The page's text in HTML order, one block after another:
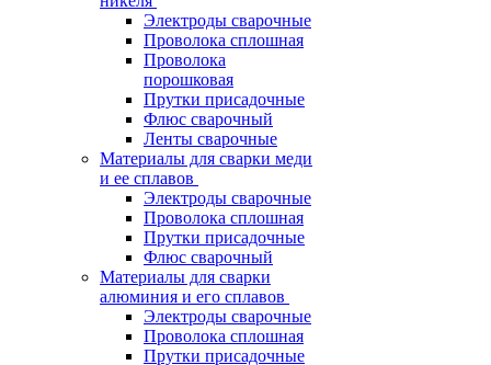
Электроды сварочные
Проволока сплошная
Проволока
порошковая
Прутки присадочные
Флюс сварочный
Ленты сварочные
Материалы для сварки меди
и ее сплавов
Электроды сварочные
Проволока сплошная
Прутки присадочные
Флюс сварочный
Материалы для сварки
алюминия и его сплавов
Электроды сварочные
Проволока сплошная
Прутки присадочные